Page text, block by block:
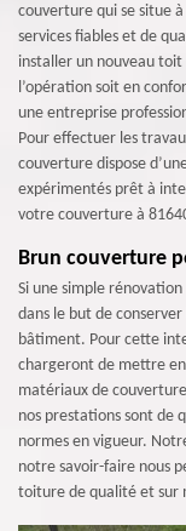
couverture qui se situe
services fiables et de
installer un nouveau toit
l’opération soit en
une entreprise
Pour effectuer les
couverture dispose
expérimentés prêt à
votre couverture à
Brun couverture
Si une simple
dans le but de
bâtiment. Pour cette
chargeront de mettre
matériaux de
nos prestations sont de
normes en vigueur.
notre savoir-faire nous
toiture de qualité et sur